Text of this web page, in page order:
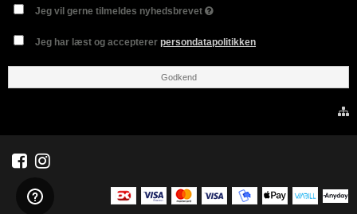
Jeg vil gerne tilmeldes nyhedsbrevet
Jeg har læst og acceptererpersondatapolitikken
Godkend